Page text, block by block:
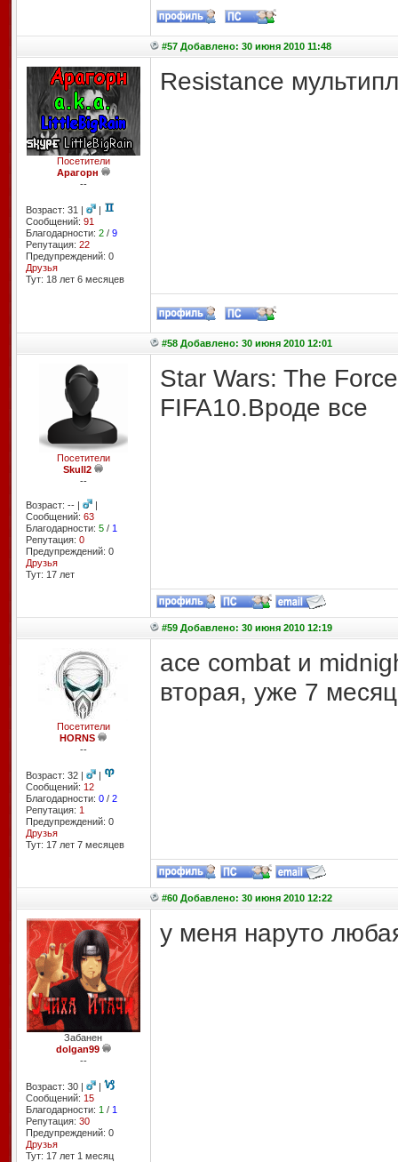
#57 Добавлено: 30 июня 2010 11:48
Посетители
Арагорн
--
Возраст: 31 |
|
Сообщений: 91
Благодарности: 2/ 9
Репутация: 22
Предупреждений: 0
Друзья
Тут: 18 лет 6 месяцев
Resistance
#58 Добавлено: 30 июня 2010 12:01
Посетители
Skull2
--
Возраст: -- |
|
Сообщений: 63
Благодарности: 5/ 1
Репутация: 0
Предупреждений: 0
Друзья
Тут: 17 лет
Star Wars: The
FIFA10.Вроде все
#59 Добавлено: 30 июня 2010 12:19
Посетители
HORNS
--
Возраст: 32 |
|
Сообщений: 12
Благодарности: 0/ 2
Репутация: 1
Предупреждений: 0
Друзья
Тут: 17 лет 7 месяцев
ace combat и
вторая, уже 7
#60 Добавлено: 30 июня 2010 12:22
Забанен
dolgan99
--
Возраст: 30 |
|
Сообщений: 15
Благодарности: 1 / 1
Репутация: 30
Предупреждений: 0
Друзья
Тут: 17 лет 1 месяц
у меня наруто